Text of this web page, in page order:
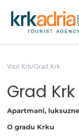
Visit Krk/Grad Krk
Grad Krk
Apartmani,
O gradu Krku